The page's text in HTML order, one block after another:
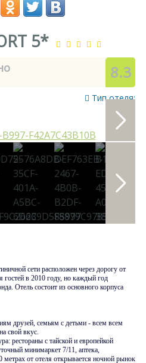
5*
8.3
Тип отеля:
сети расположен через дорогу от
в 2010 году, но каждый год
Отель состоит из основного корпуса
друзей, семьям с детьми - всем всем
свой вкус.
рестораны с тайской и европейкой
минимаркет 7/11, аптека,
от отеля открывается ночной рынок